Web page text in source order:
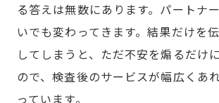
る答えは無数にあります。パートナ
いでも変わってきます。結果だけを
してしまうと、ただ不安を煽るだけ
ので、検査後のサービスが幅広くあ
っています。